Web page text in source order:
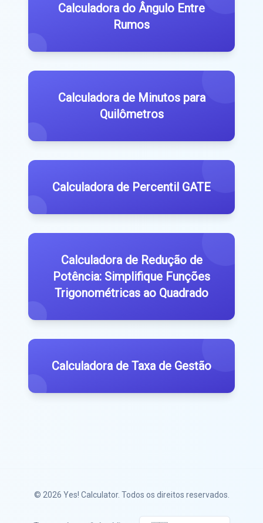
Calculadora do Ângulo Entre
Rumos
Calculadora de Minutos para
Quilômetros
Calculadora de Percentil GATE
Calculadora de Redução de
Potência: Simplifique Funções
Trigonométricas ao Quadrado
Calculadora de Taxa de Gestão
© 2026 Yes! Calculator. Todos os direitos reservados.